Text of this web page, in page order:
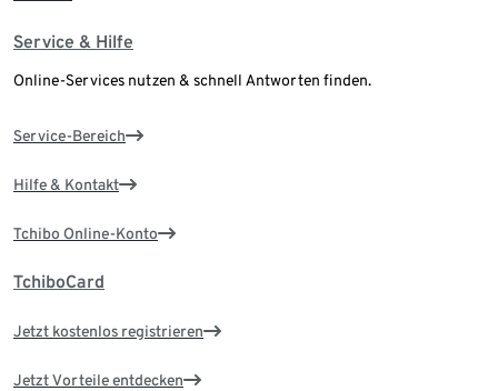
Service & Hilfe
Online-Services nutzen & schnell Antworten finden.
Service-Bereich
Hilfe & Kontakt
Tchibo Online-Konto
TchiboCard
Jetzt kostenlos registrieren
Jetzt Vorteile entdecken